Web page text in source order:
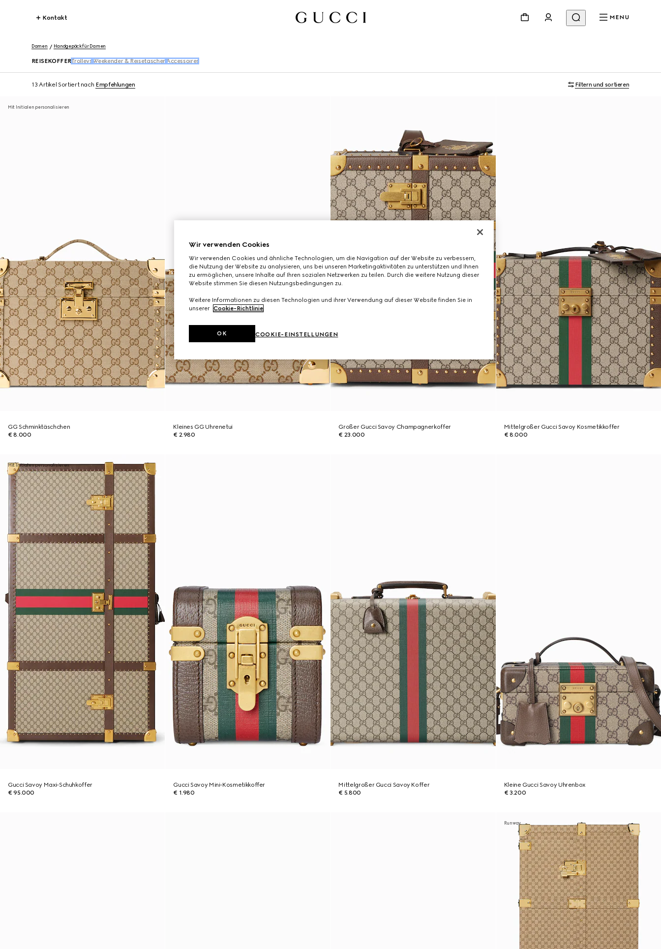
Kontakt MENU
Damen Handgepäck für Damen
REISEKOFFERTrolleys Weekender & Reisetaschen Accessoires
13 Artikel Sortiert nach Empfehlungen Filtern und sortieren
Mit Initialen personalisieren
GG Schminktäschchen
€ 8.000
Kleines GG Uhrenetui
€ 2.980
Großer Gucci Savoy Champagnerkoffer
€ 23.000
Mittelgroßer Gucci Savoy Kosmetikkoffer
€ 8.000
Mit Initialen personalisieren
Gucci Savoy Maxi-Schuhkoffer
€ 95.000
Gucci Savoy Mini-Kosmetikkoffer
€ 1.980
Mittelgroßer Gucci Savoy Koffer
€ 5.800
Kleine Gucci Savoy Uhrenbox
€ 3.200
Runway
Wir verwenden Cookies
Wir verwenden Cookies und ähnliche Technologien, um die Navigation auf der Website zu verbessern,
die Nutzung der Website zu analysieren, uns bei unseren Marketingaktivitäten zu unterstützen und Ihnen
zu ermöglichen, unsere Inhalte auf Ihren sozialen Netzwerken zu teilen. Durch die weitere Nutzung dieser
Website stimmen Sie diesen Nutzungsbedingungen zu.
Weitere Informationen zu diesen Technologien und ihrer Verwendung auf dieser Website finden Sie in
unserer Cookie-Richtlinie.
COOKIE-EINSTELLUNGEN
OK